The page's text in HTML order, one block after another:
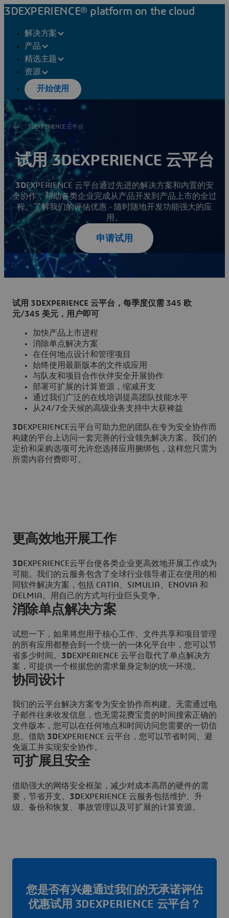
3DEXPERIENCE® platform on the cloud
解决方案
产品
精选主题
资源
开始使用
3DEXPERIENCE 云平台
试用 3DEXPERIENCE 云平台
3DEXPERIENCE 云平台通过先进的解决方案和内置的安
全协作，帮助各类企业完成从产品开发到产品上市的全过
程。了解我们的评估优惠 - 随时随地开发功能强大的应
用。
申请试用
试用 3DEXPERIENCE 云平台，每季度仅需 345 欧
元/345 美元，用户即可
加快产品上市进程
消除单点解决方案
在任何地点设计和管理项目
始终使用最新版本的文件或应用
与队友和项目合作伙伴安全开展协作
部署可扩展的计算资源，缩减开支
通过我们广泛的在线培训提高团队技能水平
从24/7全天候的高级业务支持中大获裨益
3DEXPERIENCE云平台可助力您的团队在专为安全协作而
构建的平台上访问一套完善的行业领先解决方案。我们的
定价和采购选项可允许您选择应用捆绑包，这样您只需为
所需内容付费即可。
更高效地开展工作
3DEXPERIENCE云平台使各类企业更高效地开展工作成为
可能。我们的云服务包含了全球行业领导者正在使用的相
同软件解决方案，包括 CATIA、SIMULIA、ENOVIA 和
DELMIA。用自己的方式与行业巨头竞争。
消除单点解决方案
试想一下，如果将您用于核心工作、文件共享和项目管理
的所有应用都整合到一个统一的一体化平台中，您可以节
省多少时间。 3DEXPERIENCE 云平台取代了单点解决方
案，可提供一个根据您的需求量身定制的统一环境。
协同设计
我们的云平台解决方案专为安全协作而构建。无需通过电
子邮件往来收发信息，也无需花费宝贵的时间搜索正确的
文件版本，您可以在任何地点和时间访问您需要的一切信
息。借助 3DEXPERIENCE 云平台，您可以节省时间、避
免返工并实现安全协作。
可扩展且安全
借助强大的网络安全框架，减少对成本高昂的硬件的需
要，节省开支。 3DEXPERIENCE 云服务包括维护、升
级、备份和恢复、事故管理以及可扩展的计算资源。
您是否有兴趣通过我们的无承诺评估
优惠试用 3DEXPERIENCE 云平台？